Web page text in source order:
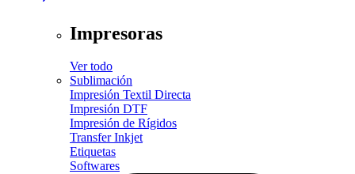
Impresoras
Ver todo
Sublimación
Impresión Textil Directa
Impresión DTF
Impresión de Rígidos
Transfer Inkjet
Etiquetas
Softwares